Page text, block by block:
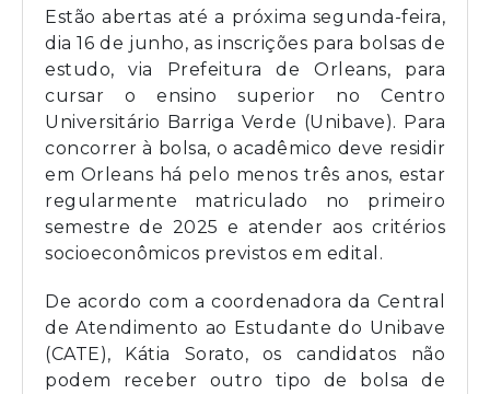
Estão abertas até a próxima segunda-feira,
dia 16 de junho, as inscrições para bolsas de
estudo, via Prefeitura de Orleans, para
cursar o ensino superior no Centro
Universitário Barriga Verde (Unibave). Para
concorrer à bolsa, o acadêmico deve residir
em Orleans há pelo menos três anos, estar
regularmente matriculado no primeiro
semestre de 2025 e atender aos critérios
socioeconômicos previstos em edital.
De acordo com a coordenadora da Central
de Atendimento ao Estudante do Unibave
(CATE), Kátia Sorato, os candidatos não
podem receber outro tipo de bolsa de